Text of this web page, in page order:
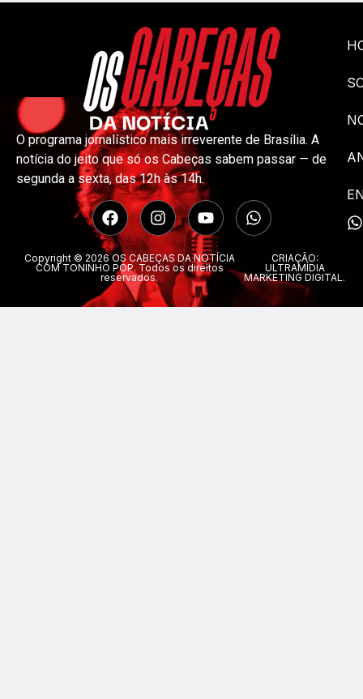
O programa jornalístico mais irreverente de Brasília. A
notícia do jeito que só os Cabeças sabem passar — de
segunda a sexta, das 12h às 14h.
Copyright © 2026 OS CABEÇAS DA NOTÍCIA
COM TONINHO POP. Todos os direitos
reservados.
CRIAÇÃO:
ULTRAMÍDIA
MARKETING DIGITAL.